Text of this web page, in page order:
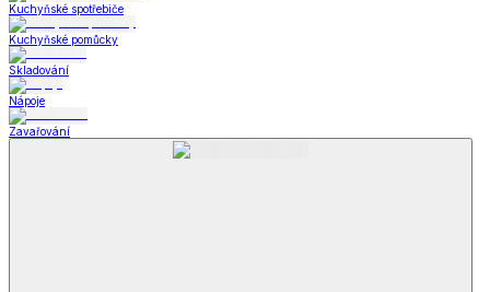
Kuchyňské spotřebiče
Kuchyňské pomůcky
Skladování
Nápoje
Zavařování